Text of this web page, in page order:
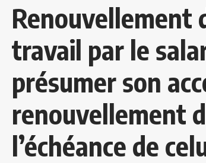
Renouvellement
travail par le
présumer son
renouvellement
l’échéance de